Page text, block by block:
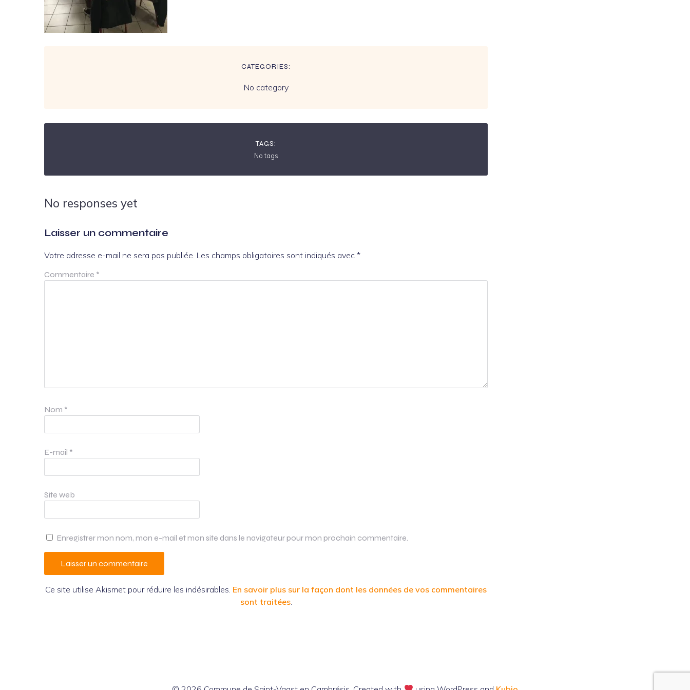
CATEGORIES:
No category
TAGS:
No tags
No responses yet
Laisser un commentaire
Votre adresse e-mail ne sera pas publiée. Les champs obligatoires sont indiqués avec *
Commentaire *
Nom *
E-mail *
Site web
Enregistrer mon nom, mon e-mail et mon site dans le navigateur pour mon prochain commentaire.
Ce site utilise Akismet pour réduire les indésirables. En savoir plus sur la façon dont les données de vos commentaires
sont traitées.